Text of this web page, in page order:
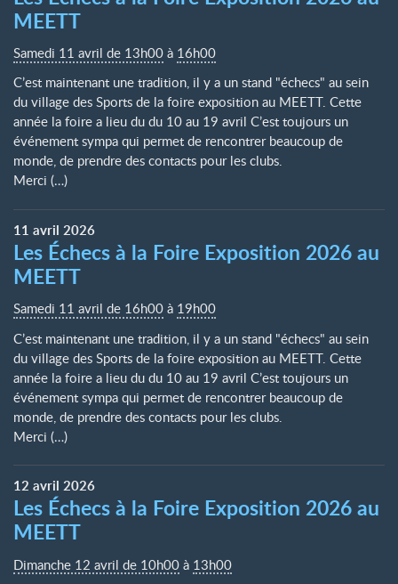
MEETT
Samedi 11 avril de 13h00 à 16h00
C’est maintenant une tradition, il y a un stand "échecs" au sein
du village des Sports de la foire exposition au MEETT. Cette
année la foire a lieu du du 10 au 19 avril C’est toujours un
événement sympa qui permet de rencontrer beaucoup de
monde, de prendre des contacts pour les clubs.
Merci (…)
11 avril 2026
Les Échecs à la Foire Exposition 2026 au
MEETT
Samedi 11 avril de 16h00 à 19h00
C’est maintenant une tradition, il y a un stand "échecs" au sein
du village des Sports de la foire exposition au MEETT. Cette
année la foire a lieu du du 10 au 19 avril C’est toujours un
événement sympa qui permet de rencontrer beaucoup de
monde, de prendre des contacts pour les clubs.
Merci (…)
12 avril 2026
Les Échecs à la Foire Exposition 2026 au
MEETT
Dimanche 12 avril de 10h00 à 13h00